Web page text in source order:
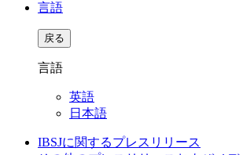
言語
戻る
言語
英語
日本語
IBSJに関するプレスリリース